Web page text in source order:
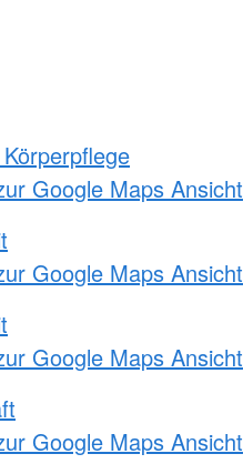
Google Maps Ansicht
Google Maps Ansicht
Google Maps Ansicht
Google Maps Ansicht